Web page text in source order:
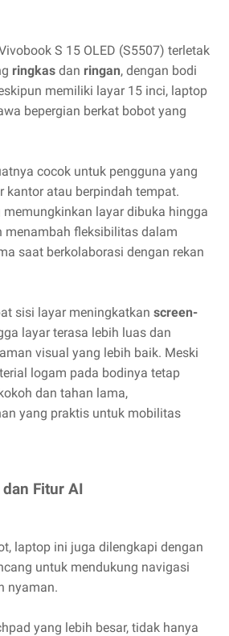
S 15 OLED (S5507) terletak
ringkas dan ringan, dengan bodi
memiliki layar 15 inci, laptop
bepergian berkat bobot yang
cocok untuk pengguna yang
kantor atau berpindah tempat.
memungkinkan layar dibuka hingga
menambah fleksibilitas dalam
saat berkolaborasi dengan rekan
sisi layar meningkatkan screen-
layar terasa lebih luas dan
visual yang lebih baik. Meski
logam pada bodinya tetap
dan tahan lama,
yang praktis untuk mobilitas
Fitur AI
laptop ini juga dilengkapi dengan
untuk mendukung navigasi
nyaman.
yang lebih besar, tidak hanya